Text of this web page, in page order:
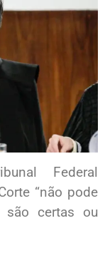
Federal
“não pode
são certas ou